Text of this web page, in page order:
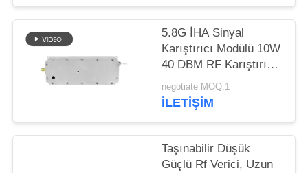
5.8G İHA Sinyal
Karıştırıcı Modülü 10W
40 DBM RF Karıştırıcı
Modülü Özelleştirilmiş
negotiate MOQ:1
İLETIŞIM
Taşınabilir Düşük
Güçlü Rf Verici, Uzun